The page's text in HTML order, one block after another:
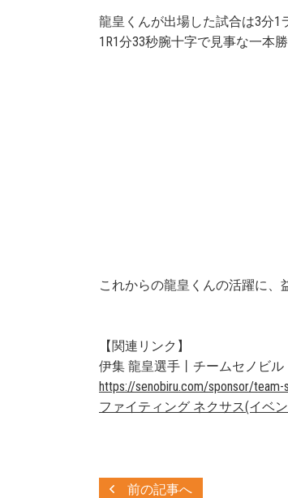
龍皇くんが出場した試合は3分1ラ
1R1分33秒腕十字で見事な一本
これからの龍皇くんの活躍に、
【関連リンク】
伊集 龍皇選手丨チームセノビル
https://senobiru.com/sponsor/team-
ファイティング ネクサス(イベ
前の記事へ